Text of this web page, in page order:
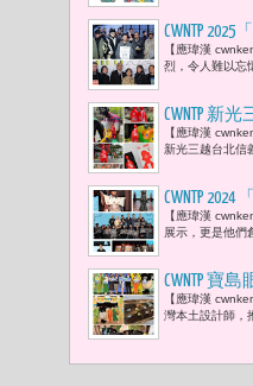
CWNTP
從平面圖
【應瑋漢
烈，令人難以忘
CWNTP 新
【應瑋漢
新光三越台北信
CWNTP
韋君、林
【應瑋漢
展示，更是他們
CWNTP 寶
Taiwan 潮酷
【應瑋漢
灣本土設計師，